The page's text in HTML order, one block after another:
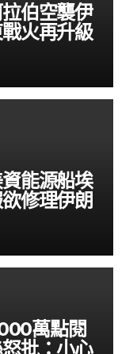
伯空襲伊
火再升級
能源船埃
修理伊朗
萬點閱
批：小心